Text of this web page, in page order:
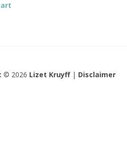
© 2026 Lizet Kruyff| Disclaimer